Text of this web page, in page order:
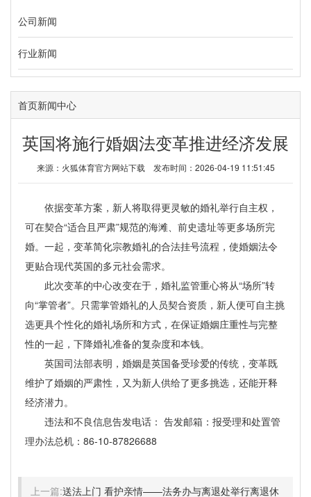
公司新闻
行业新闻
首页新闻中心
英国将施行婚姻法变革推进经济发展
来源： 火狐体育官方网站下载 发布时间：2026-04-19 11:51:45
依据变革方案，新人将取得更灵敏的婚礼举行自主权，
可在契合“适合且严肃”规范的海滩、前史遗址等更多场所完
婚。一起，变革简化宗教婚礼的合法挂号流程，使婚姻法令
更贴合现代英国的多元社会需求。
此次变革的中心改变在于，婚礼监管重心将从“场所”转
向“掌管者”。只需掌管婚礼的人员契合资质，新人便可自主挑
选更具个性化的婚礼场所和方式，在保证婚姻庄重性与完整
性的一起，下降婚礼准备的复杂度和本钱。
英国司法部表明，婚姻是英国备受珍爱的传统，变革既
维护了婚姻的严肃性，又为新人供给了更多挑选，还能开释
经济潜力。
违法和不良信息告发电话： 告发邮箱：报受理和处置管
理办法总机：86-10-87826688
上一篇:送法上门 看护亲情——法务办与离退处举行离退休